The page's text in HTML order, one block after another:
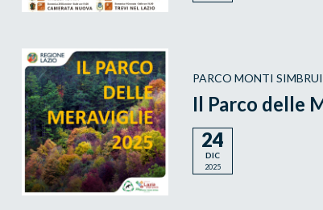
PARCO MONTI
Il Parco delle
24
DIC
2025